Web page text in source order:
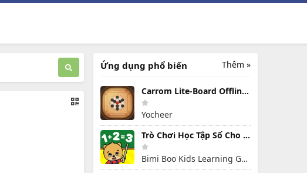
Thêm »
Ứng dụng phổ biến
Carrom Lite-Board Offline Game
Yocheer
Trò Chơi Học Tập Số Cho Trẻ Em
Bimi Boo Kids Learning Games for Toddlers FZ-LLC